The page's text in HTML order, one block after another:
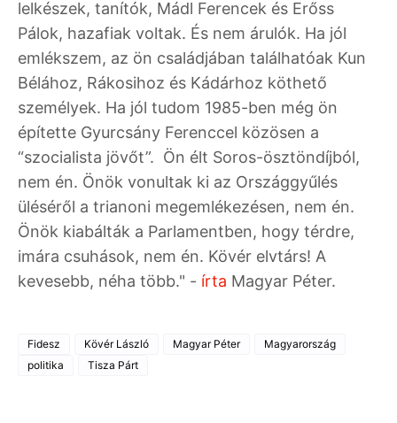
lelkészek, tanítók, Mádl Ferencek és Erőss
Pálok, hazafiak voltak. És nem árulók. Ha jól
emlékszem, az ön családjában találhatóak Kun
Bélához, Rákosihoz és Kádárhoz köthető
személyek. Ha jól tudom 1985-ben még ön
építette Gyurcsány Ferenccel közösen a
“szocialista jövőt”. Ön élt Soros-ösztöndíjból,
nem én. Önök vonultak ki az Országgyűlés
üléséről a trianoni megemlékezésen, nem én.
Önök kiabálták a Parlamentben, hogy térdre,
imára csuhások, nem én. Kövér elvtárs! A
kevesebb, néha több." - írta Magyar Péter.
Fidesz Kövér László Magyar Péter
Magyarország
politika
Tisza Párt